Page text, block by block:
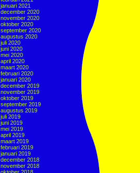
januari 2021
december 2020
november 2020
oktober 2020
september 2020
augustus 2020
juli 2020
juni 2020
mei 2020
april 2020
maart 2020
februari 2020
januari 2020
december 2019
november 2019
oktober 2019
september 2019
augustus 2019
juli 2019
juni 2019
mei 2019
april 2019
maart 2019
februari 2019
januari 2019
december 2018
november 2018